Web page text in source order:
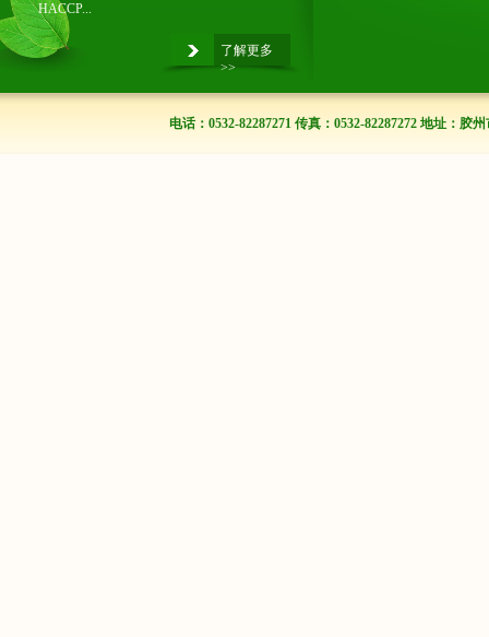
HACCP...
了解更多
>>
电话：0532-82287271 传真：0532-82287272 地址：胶